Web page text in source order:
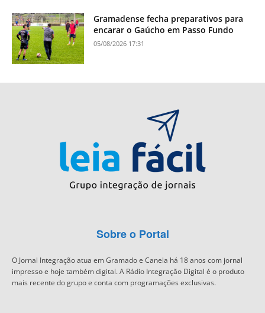
Gramadense fecha preparativos para
encarar o Gaúcho em Passo Fundo
05/08/2026 17:31
Sobre o Portal
O Jornal Integração atua em Gramado e Canela há 18 anos com jornal
impresso e hoje também digital. A Rádio Integração Digital é o produto
mais recente do grupo e conta com programações exclusivas.